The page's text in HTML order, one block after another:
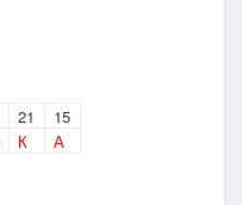
21
15
К А